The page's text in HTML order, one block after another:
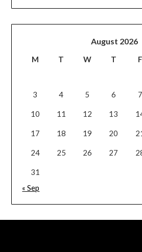
August 2026
M T W T F
3 4 5 6 7
10 11 12 13
17 18 19 20
24 25 26 27
31
« Sep